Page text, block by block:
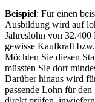
Beispiel: Für einen
Ausbildung wird auf
Jahreslohn von
gewisse Kaufkraft
Möchten Sie diesen
müssten Sie dort
Darüber hinaus wird
passende Lohn für